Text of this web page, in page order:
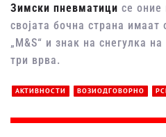
Зимски пневматици се оние
својата бочна страна имаат
„M&S“ и знак на снегулка
три врва.
АКТИВНОСТИ ВОЗИОДГОВОРНО